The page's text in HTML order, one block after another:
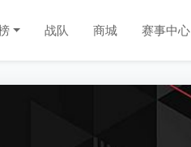
战队 商城 赛事中心